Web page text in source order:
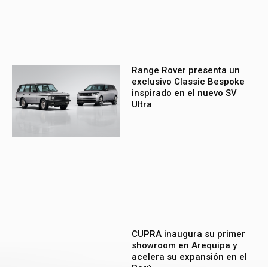
Range Rover presenta un
exclusivo Classic Bespoke
inspirado en el nuevo SV
Ultra
CUPRA inaugura su primer
showroom en Arequipa y
acelera su expansión en el